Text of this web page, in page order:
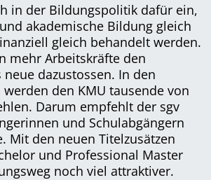
in der Bildungspolitik dafür ein,
akademische Bildung gleich
gleich behandelt werden.
mehr Arbeitskräfte den
dazustossen. In den
werden den KMU tausende von
Darum empfehlt der sgv
und Schulabgängern
Mit den neuen Titelzusätzen
und Professional Master
noch viel attraktiver.